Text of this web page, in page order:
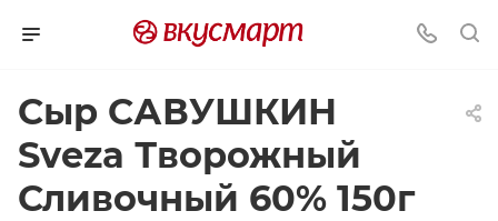
Сыр САВУШКИН
Sveza Творожный
Сливочный 60% 150г